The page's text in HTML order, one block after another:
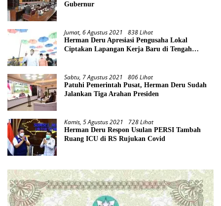
Gubernur
Jumat, 6 Agustus 2021 838 Lihat
Herman Deru Apresiasi Pengusaha Lokal
Ciptakan Lapangan Kerja Baru di Tengah
Sabtu, 7 Agustus 2021 806 Lihat
Patuhi Pemerintah Pusat, Herman Deru Sudah
Jalankan Tiga Arahan Presiden
Kamis, 5 Agustus 2021 728 Lihat
Herman Deru Respon Usulan PERSI Tambah
Ruang ICU di RS Rujukan Covid